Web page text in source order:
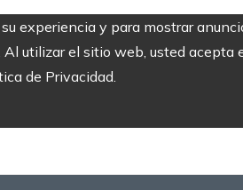
experiencia y para mostrar
utilizar el sitio web, usted
de Privacidad.